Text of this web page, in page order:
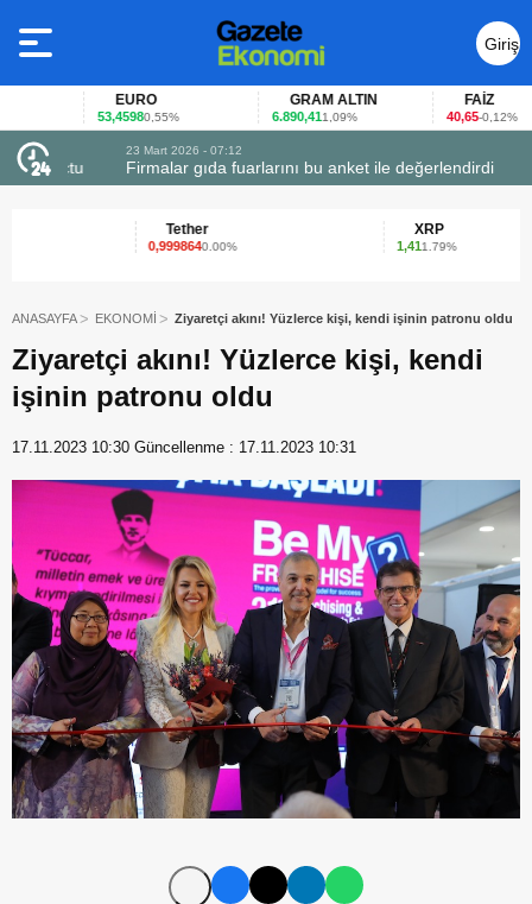
Giriş
Yap
EURO
53,45980,55%
GRAM ALTIN
6.890,411,09%
FAİZ
40,65 -0,12%
23 Mart 2026 - 07:12
Firmalar gıda fuarlarını bu anket ile değerlendirdi
Tether
0,9998640.00% 1.79%
ANASAYFA EKONOMİ Ziyaretçi akını! Yüzlerce kişi, kendi işinin patronu oldu
Ziyaretçi akını! Yüzlerce kişi, kendi
işinin patronu oldu
17.11.2023 10:30 Güncellenme : 17.11.2023 10:31